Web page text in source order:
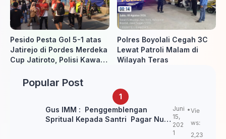
Pesido Pesta Gol 5-1 atas
Jatirejo di Pordes Merdeka
Cup Jatiroto, Polisi Kawal
Polres Boyolali Cegah 3C
Lewat Patroli Malam di
Wilayah Teras
Popular Post
Gus IMM : Penggemblengan
Spritual Kepada Santri Pagar Nusa
Juni
15,
202
1
Vie
ws:
2,23